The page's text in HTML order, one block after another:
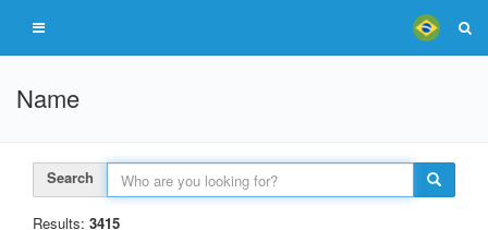
Name
Search
Results: 3415